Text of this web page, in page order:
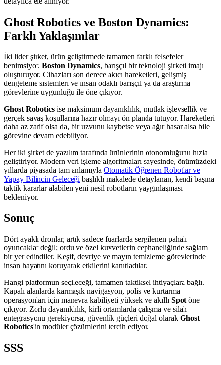
Ghost Robotics ve Boston Dynamics:
Farklı Yaklaşımlar
İki lider şirket, ürün geliştirmede tamamen farklı felsefeler
benimsiyor. Boston Dynamics, barışçıl bir teknoloji şirketi imajı
oluşturuyor. Cihazları son derece akıcı hareketleri, gelişmiş
dengeleme sistemleri ve insan odaklı barışçıl ya da araştırma
görevlerine uygunluğu ile öne çıkıyor.
Ghost Robotics ise maksimum dayanıklılık, mutlak işlevsellik ve
gerçek savaş koşullarına hazır olmayı ön planda tutuyor. Hareketleri
daha az zarif olsa da, bir uzvunu kaybetse veya ağır hasar alsa bile
görevine devam edebiliyor.
Her iki şirket de yazılım tarafında ürünlerinin otonomluğunu hızla
geliştiriyor. Modern veri işleme algoritmaları sayesinde, önümüzdeki
yıllarda piyasada tam anlamıyla Otomatik Öğrenen Robotlar ve
Yapay Bilincin Geleceği başlıklı makalede detaylanan, kendi başına
taktik kararlar alabilen yeni nesil robotların yaygınlaşması
bekleniyor.
Sonuç
Dört ayaklı dronlar, artık sadece fuarlarda sergilenen pahalı
oyuncaklar değil; ordu ve özel kuvvetlerin cephaneliğinde sağlam
bir yer edindiler. Keşif, devriye ve mayın temizleme görevlerinde
insan hayatını koruyarak etkilerini kanıtladılar.
Hangi platformun seçileceği, tamamen taktiksel ihtiyaçlara bağlı.
Kapalı alanlarda karmaşık navigasyon, polis ve kurtarma
operasyonları için manevra kabiliyeti yüksek ve akıllı Spot öne
çıkıyor. Zorlu dayanıklılık, kirli ortamlarda çalışma ve silah
entegrasyonu gerekiyorsa, güvenlik güçleri doğal olarak Ghost
Robotics'in modüler çözümlerini tercih ediyor.
SSS